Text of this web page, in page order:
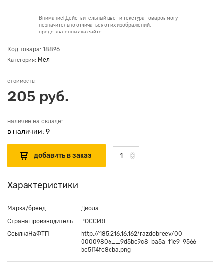
Внимание! Действительный цвет и текстура товаров могут
незначительно отличаться от их изображений,
представленных на сайте.
Код товара: 18896
Категория: Мел
стоимость:
205 руб.
наличие на складе:
в наличии: 9
Характеристики
Марка/бренд
Диола
Страна производитель
РОССИЯ
СсылкаНаФТП
http://185.216.16.162/razdobreev/00-
00009806__9d5bc9c8-ba5a-11e9-9566-
bc5ff4fc8eba.png